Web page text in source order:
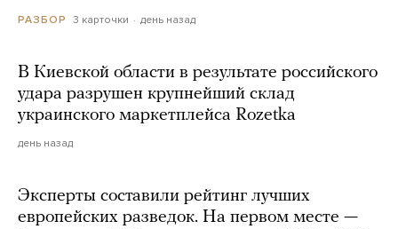
РАЗБОР 3 карточки день назад
В Киевской области в результате российского
удара разрушен крупнейший склад
украинского маркетплейса Rozetka
день назад
Эксперты составили рейтинг лучших
европейских разведок. На первом месте —